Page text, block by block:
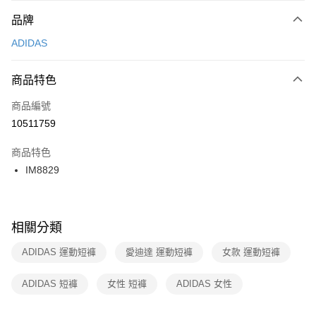
台灣樂天信用卡公司
【關於「AFTEE先享後付」】
便利好安心！
３．安心：先確認商品／服務後，再付款。
【「AFTEE先享後付」結帳流程】
１．於結帳方式選擇「AFTEE先享後付」後，將跳轉至「AFTEE先享後付」
２．訂單成立數日內，您將收到繳費通知簡訊。
３．收到繳費通知簡訊後14天內，點擊此簡訊中的連結，可透過四大超商／
ATM／網路銀行／等多元方式進行付款，方視為交易完成。
※ 交易是否成功請以「AFTEE先享後付 」之結帳頁面顯示為準，若有關於
是否繳費成功／繳費後需取消欲退款等相關疑問，請聯繫「AFTEE先享後付
客戶支援中心」https://netprotections.freshdesk.com/support/home
１．透過由恩沛科技股份有限公司提供之「AFTEE先享後付」服務完成之交
運送方式
每筆NT$100，滿NT$1,500(含以上)免運費
宅配
每筆NT$100，滿NT$1,500(含以上)免運費
付款後門市自取
每筆NT$100，滿NT$1,500(含以上)免運費
品牌
ADIDAS
商品特色
商品編號
10511759
商品特色
IM8829
相關分類
ADIDAS 運動短褲 愛迪達 運動短褲 女款 運動短褲
ADIDAS 短褲 女性 短褲 ADIDAS 女性